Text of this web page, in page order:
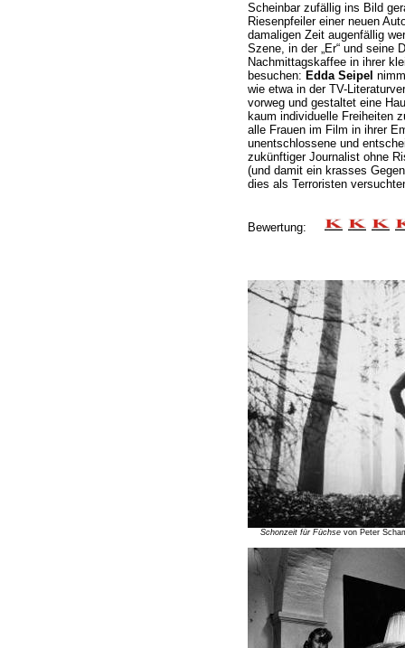
Scheinbar zufällig ins Bild
Riesenpfeiler einer neuen
damaligen Zeit augenfällig
Szene, in der „Er“ und seine
Nachmittagskaffee in ihrer
besuchen: Edda Seipel
wie etwa in der TV-
vorweg und gestaltet eine
kaum individuelle Freiheiten
alle Frauen im Film in ihrer
unentschlossene und
zukünftiger Journalist ohne
(und damit ein krasses
dies als Terroristen
Bewertung:
Schonzeit für Füchsevon Peter